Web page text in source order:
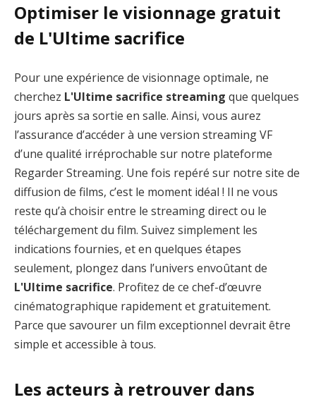
Optimiser le visionnage gratuit
de L'Ultime sacrifice
Pour une expérience de visionnage optimale, ne
cherchez L'Ultime sacrifice streaming que quelques
jours après sa sortie en salle. Ainsi, vous aurez
l’assurance d’accéder à une version streaming VF
d’une qualité irréprochable sur notre plateforme
Regarder Streaming. Une fois repéré sur notre site de
diffusion de films, c’est le moment idéal ! Il ne vous
reste qu’à choisir entre le streaming direct ou le
téléchargement du film. Suivez simplement les
indications fournies, et en quelques étapes
seulement, plongez dans l’univers envoûtant de
L'Ultime sacrifice. Profitez de ce chef-d’œuvre
cinématographique rapidement et gratuitement.
Parce que savourer un film exceptionnel devrait être
simple et accessible à tous.
Les acteurs à retrouver dans